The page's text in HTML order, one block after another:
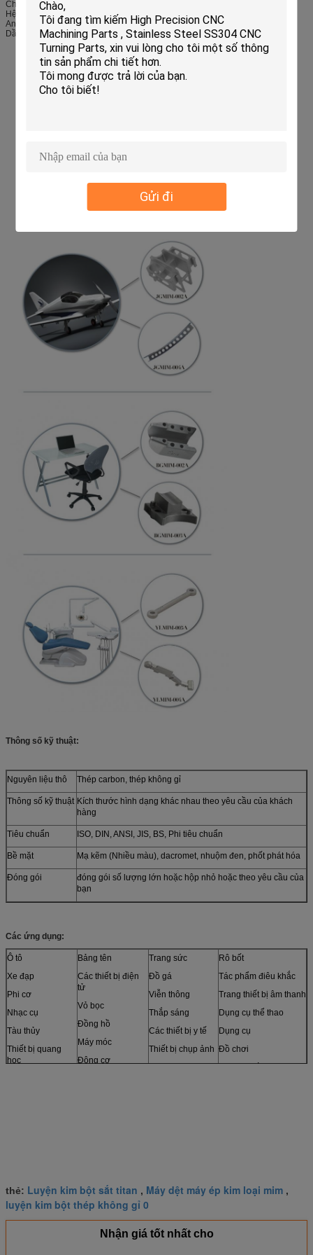
Gửi đi
Chốt và phần cứng - Hàng không vũ trụ
Hệ thống ống nước - Ống dẫn nước, phần cứng vòi
An toàn - Cơ chế chống rơi
Dầu & Khí - Các thành phần van cho các ứng dụng ăn mòn cao
Thông số kỹ thuật:
Nguyên liệu thô Thép carbon, thép không gỉ
Thông số kỹ thuật Kích thước hình dạng khác nhau theo yêu cầu của khách
hàng
Tiêu chuẩn ISO, DIN, ANSI, JIS, BS, Phi tiêu chuẩn
Bề mặt Mạ kẽm (Nhiều màu), dacromet, nhuộm đen, phốt phát hóa
Đóng gói
đóng gói số lượng lớn hoặc hộp nhỏ hoặc theo yêu cầu của
bạn
Các ứng dụng:
Ô tô
Xe đạp
Phi cơ
Nhạc cụ
Tàu thủy
Thiết bị quang
học
Bảng tên
Các thiết bị điện
tử
Vỏ bọc
Đồng hồ
Máy móc
Động cơ
Trang sức
Đồ gá
Viễn thông
Thắp sáng
Các thiết bị y tế
Thiết bị chụp ảnh
Rô bốt
Tác phẩm điêu khắc
Trang thiết bị âm thanh
Dụng cụ thể thao
Dụng cụ
Đồ chơi
thẻ: Luyện kim bột sắt titan , Máy dệt máy ép kim loại mim ,
luyện kim bột thép không gỉ 0
Nhận giá tốt nhất cho